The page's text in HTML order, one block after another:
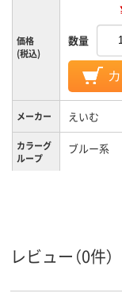
価格
(税込)
数量
メーカー えいむ
カラーグ
ループ
ブルー系
レビュー（0件）